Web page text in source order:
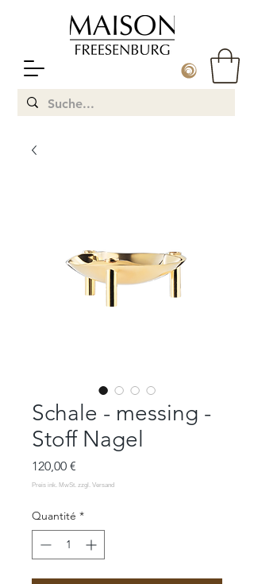
Schale - messing -
Stoff Nagel
120,00 €
Quantité *